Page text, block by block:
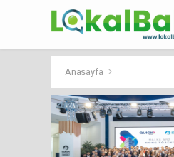
Anasayfa